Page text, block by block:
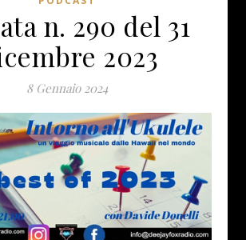
n. 290 del 31
2023
8 Gennaio 2024